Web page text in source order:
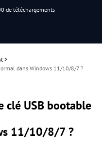
de téléchargements
>
dans Windows 11/10/8/7 ?
clé USB bootable
11/10/8/7 ?